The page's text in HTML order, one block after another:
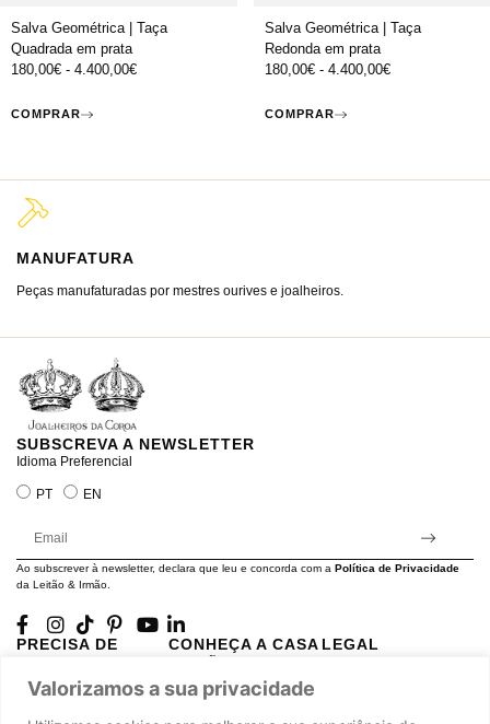
Valorizamos a sua privacidade
Salva Geométrica | Taça
Quadrada em prata
180,00€ - 4.400,00€
COMPRAR
Salva Geométrica | Taça
Redonda em prata
180,00€- 4.400,00€
COMPRAR
MANUFATURA
Peças manufaturadas por mestres ourives e joalheiros.
SUBSCREVA A NEWSLETTER
Idioma Preferencial
PT EN
Ao subscrever à newsletter, declara que leu e concorda com a Política de Privacidade
da Leitão & Irmão.
PRECISA DE
A minha conta
CONHEÇA A CASA
História
LEGAL